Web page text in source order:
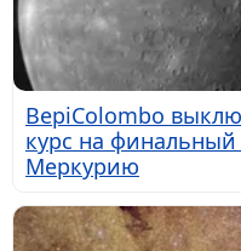
BepiColombo
курс на финальный
Меркурию